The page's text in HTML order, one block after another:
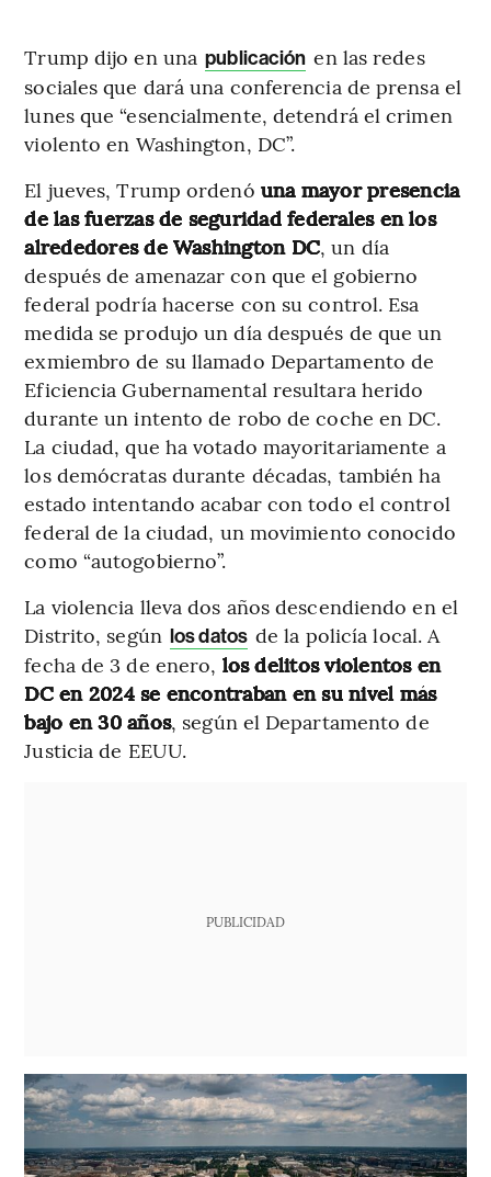
Trump dijo en una publicación en las redes
sociales que dará una conferencia de prensa el
lunes que “esencialmente, detendrá el crimen
violento en Washington, DC”.
El jueves, Trump ordenó una mayor presencia
de las fuerzas de seguridad federales en los
alrededores de Washington DC, un día
después de amenazar con que el gobierno
federal podría hacerse con su control. Esa
medida se produjo un día después de que un
exmiembro de su llamado Departamento de
Eficiencia Gubernamental resultara herido
durante un intento de robo de coche en DC.
La ciudad, que ha votado mayoritariamente a
los demócratas durante décadas, también ha
estado intentando acabar con todo el control
federal de la ciudad, un movimiento conocido
como “autogobierno”.
La violencia lleva dos años descendiendo en el
Distrito, según los datos de la policía local. A
fecha de 3 de enero, los delitos violentos en
DC en 2024 se encontraban en su nivel más
bajo en 30 años, según el Departamento de
Justicia de EEUU.
PUBLICIDAD